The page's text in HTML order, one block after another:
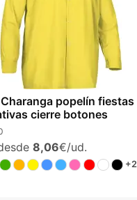
popelín fiestas
cierre botones
8,06€/ud.
+2